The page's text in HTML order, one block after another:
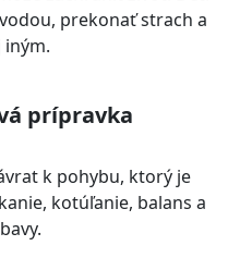
prekonať strach a
prípravka
k pohybu, ktorý je
kotúľanie, balans a